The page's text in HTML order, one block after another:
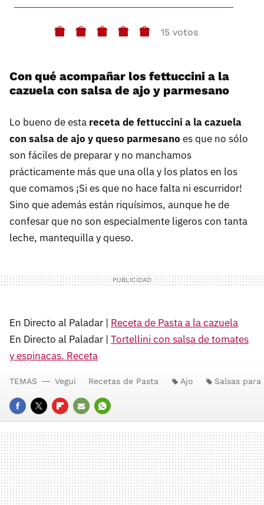
15 votos
Con qué acompañar los fettuccini a la
cazuela con salsa de ajo y parmesano
Lo bueno de esta receta de fettuccini a la cazuela
con salsa de ajo y queso parmesano es que no sólo
son fáciles de preparar y no manchamos
prácticamente más que una olla y los platos en los
que comamos ¡Si es que no hace falta ni escurridor!
Sino que además están riquísimos, aunque he de
confesar que no son especialmente ligeros con tanta
leche, mantequilla y queso.
En Directo al Paladar | Receta de Pasta a la cazuela
En Directo al Paladar | Tortellini con salsa de tomates
y espinacas. Receta
FACEBOOK
TWITTERFLIPBOARD
E-
MAIL
WHATSAPP
TEMAS Vegui Recetas de Pasta Ajo Salsas